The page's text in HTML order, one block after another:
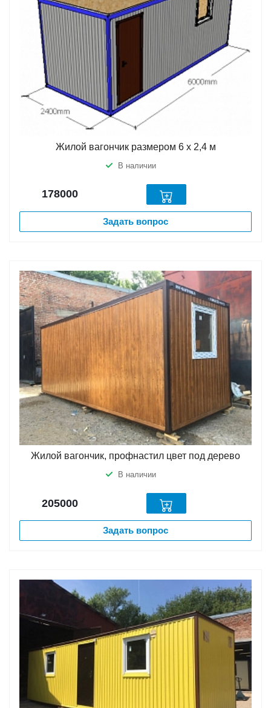
Жилой вагончик размером 6 х 2,4 м
В наличии
178000
Задать вопрос
Жилой вагончик, профнастил цвет под дерево
В наличии
205000
Задать вопрос